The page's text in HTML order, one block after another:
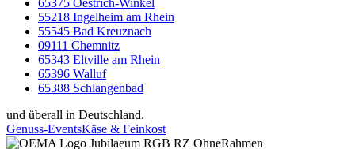
55218 Ingelheim am Rhein
55545 Bad Kreuznach
09111 Chemnitz
65343 Eltville am Rhein
65396 Walluf
65388 Schlangenbad
und überall in Deutschland.
Genuss-EventsKäse & Feinkost